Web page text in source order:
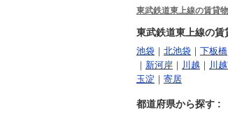
東武鉄道東上線の賃貸
東武鉄道東上線の賃
池袋 ｜ 北池袋 ｜ 下板橋
｜ 新河岸 ｜ 川越 ｜ 川
玉淀 ｜ 寄居
都道府県から探す :